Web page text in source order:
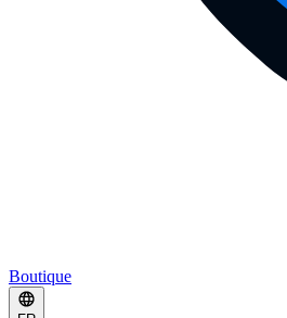
Boutique